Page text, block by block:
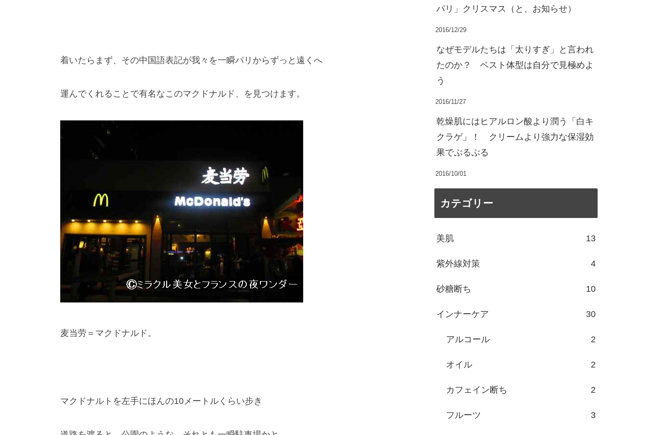
着いたらまず、その中国語表記が我々を一瞬パリからずっと遠くへ
運んでくれることで有名なこのマクドナルド、を見つけます。
麦当劳＝マクドナルド。
マクドナルトを左手にほんの10メートルくらい步き
パリ」クリスマス（と、お知らせ）
2016/12/29
なぜモデルたちは「太りすぎ」と言われ
たのか？ ベスト体型は自分で見極めよ
う
2016/11/27
乾燥肌にはヒアルロン酸より潤う「白キ
クラゲ」！ クリームより強力な保湿効
果でぷるぷる
2016/10/01
カテゴリー
美肌 13
紫外線対策 4
砂糖断ち 10
インナーケア 30
アルコール 2
オイル 2
カフェイン断ち 2
フルーツ 3